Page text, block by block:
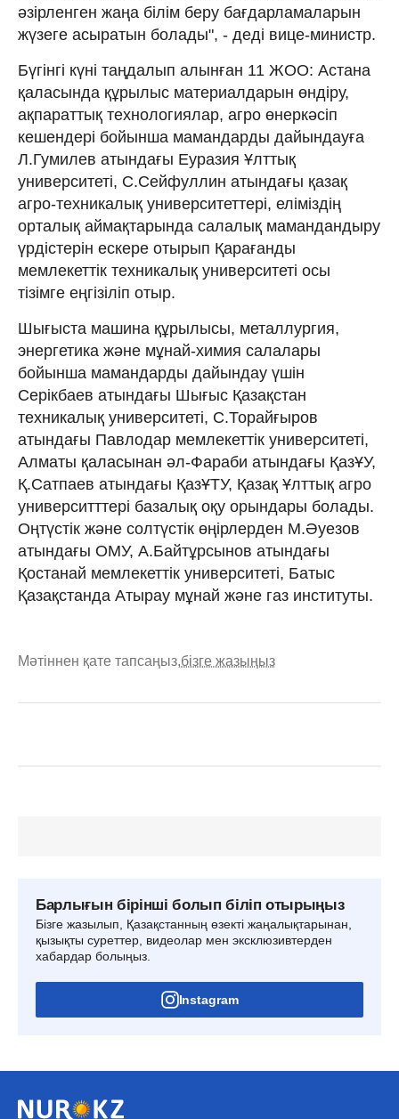
əзірленген жаңа білім беру бағдарламаларын
жүзеге асыратын болады", - деді вице-министр.
Бүгінгі күні таңдалып алынған 11 ЖОО: Астана
қаласында құрылыс материалдарын өндіру,
ақпараттық технологиялар, агро өнеркəсіп
кешендері бойынша мамандарды дайындауға
Л.Гумилев атындағы Еуразия Ұлттық
университеті, С.Сейфуллин атындағы қазақ
агро-техникалық университеттері, еліміздің
орталық аймақтарында салалық мамандандыру
үрдістерін ескере отырып Қарағанды
мемлекеттік техникалық университеті осы
тізімге еңгізіліп отыр.
Шығыста машина құрылысы, металлургия,
энергетика жəне мұнай-химия салалары
бойынша мамандарды дайындау үшін
Серікбаев атындағы Шығыс Қазақстан
техникалық университеті, С.Торайғыров
атындағы Павлодар мемлекеттік университеті,
Алматы қаласынан əл-Фараби атындағы ҚазҰУ,
Қ.Сатпаев атындағы ҚазҰТУ, Қазақ Ұлттық агро
университттері базалық оқу орындары болады.
Оңтүстік жəне солтүстік өңірлерден М.Əуезов
атындағы ОМУ, А.Байтұрсынов атындағы
Қостанай мемлекеттік университеті, Батыс
Қазақстанда Атырау мұнай жəне газ институты.
Мәтіннен қате тапсаңыз,бізге жазыңыз
Барлығын бірінші болып біліп отырыңыз
Бізге жазылып, Қазақстанның өзекті жаңалықтарынан,
қызықты суреттер, видеолар мен эксклюзивтерден
хабардар болыңыз.
Instagram